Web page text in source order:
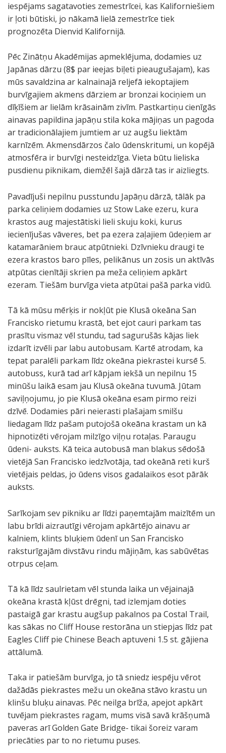
Z
i
n
t
ņ
u
a
k
a
d
ē
m
i
a
s
m
u
z
e
j
ā
T
r
o
p
u
m
ā
j
a
u
n
k
o
r
a
ļ
u
r
i
f
.
Z
i
n
t
ņ
u
a
k
a
d
ē
m
i
a
s
m
u
z
e
j
ā
K
o
r
a
ļ
ļ
u
r
i
f
i
.
z
ī
v
i
s
j
u
m
t
s
"
.
Z
i
n
t
ņ
u
a
k
a
d
ē
m
i
a
s
m
u
z
e
j
ā
Š
e
i
t
i
e
s
p
ē
j
a
m
s
i
z
u
s
t
z
e
e
s
t
r
ī
c
s
i
m
i
t
ā
Z
i
n
t
ņ
u
a
k
a
d
ē
m
i
a
s
m
u
z
e
j
ā
A
k
v
ā
r
i
j
a
t
u
n
e
l
ī
.
Z
i
n
t
ņ
u
a
k
a
d
ē
m
i
a
s
m
u
z
e
j
ā
J
ā
n
i
s
p
i
e
m
i
l
z
u
a
k
ā
r
i
j
a
Z
i
n
t
ņ
u
a
k
a
d
ē
m
i
a
s
m
u
z
e
j
ā
M
e
d
ū
z
a
s
.
Z
i
n
t
ņ
u
a
k
a
d
ē
m
i
a
s
m
u
z
e
j
ā
M
i
l
z
u
a
k
v
ā
r
i
j
s
.
iespējams sagatavoties zemestrīcei, kas Kaliforniešiem
ir ļoti būtiski, jo nākamā lielā zemestrīce tiek
prognozēta Dienvid Kalifornijā.
Pēc Zinātņu Akadēmijas apmeklējuma, dodamies uz
Japānas dārzu (8$ par ieejas biļeti pieaugušajam), kas
mūs savaldzina ar kalnainajā reljefā iekoptajiem
burvīgajiem akmens dārziem ar bronzai kociņiem un
dīķīšiem ar lielām krāsainām zivīm. Pastkartiņu cienīgās
ainavas papildina japāņu stila koka mājiņas un pagoda
ar tradicionālajiem jumtiem ar uz augšu liektām
karnīzēm. Akmensdārzos čalo ūdenskritumi, un kopējā
atmosfēra ir burvīgi nesteidzīga. Vieta būtu lieliska
pusdienu piknikam, diemžēl šajā dārzā tas ir aizliegts.
J
a
p
ā
n
a
s
d
r
z
ā
G
o
l
d
e
n
G
a
t
e
p
a
k
ā
S
a
n
r
a
n
c
i
s
o
.
J
a
p
ā
n
a
s
d
r
z
ā
G
o
l
d
e
n
G
a
t
e
p
a
k
ā
S
a
n
r
a
n
c
i
s
o
.
J
a
p
ā
n
a
s
d
r
z
ā
G
o
l
d
e
n
G
a
t
e
p
a
k
ā
S
a
n
r
a
n
c
i
s
o
.
J
a
p
ā
n
a
s
d
r
z
ā
G
o
l
d
e
n
G
a
t
e
p
a
k
ā
S
a
n
r
a
n
c
i
s
o
.
Pavadījuši nepilnu pusstundu Japāņu dārzā, tālāk pa
parka celiņiem dodamies uz Stow Lake ezeru, kura
krastos aug majestātiski lieli skuju koki, kurus
iecienījušas vāveres, bet pa ezera zaļajiem ūdeņiem ar
katamarāniem brauc atpūtnieki. Dzīvnieku draugi te
ezera krastos baro pīles, pelikānus un zosis un aktīvās
atpūtas cienītāji skrien pa meža celiņiem apkārt
ezeram. Tiešām burvīga vieta atpūtai pašā parka vidū.
Tā kā mūsu mērķis ir nokļūt pie Klusā okeāna San
Francisko rietumu krastā, bet ejot cauri parkam tas
prasītu vismaz vēl stundu, tad sagurušās kājas liek
izdarīt izvēli par labu autobusam. Kartē atrodam, ka
tepat paralēli parkam līdz okeāna piekrastei kursē 5.
autobuss, kurā tad arī kāpjam iekšā un nepilnu 15
minūšu laikā esam jau Klusā okeāna tuvumā. Jūtam
saviļņojumu, jo pie Klusā okeāna esam pirmo reizi
dzīvē. Dodamies pāri neierasti plašajam smilšu
liedagam līdz pašam putojošā okeāna krastam un kā
hipnotizēti vērojam milzīgo viļņu rotaļas. Paraugu
ūdeni- auksts. Kā teica autobusā man blakus sēdošā
vietējā San Francisko iedzīvotāja, tad okeānā reti kurš
vietējais peldas, jo ūdens visos gadalaikos esot pārāk
auksts.
K
l
u
s
ā
k
e
ā
n
a
p
e
k
r
a
s
t
T
i
p
i
s
ā
S
a
n
F
r
n
c
i
s
k
o
P
i
r
m
o
e
i
z
i
p
i
K
l
u
s
ā
o
P
a
s
t
a
g
ā
p
a
C
o
t
a
l
T
r
a
Sarīkojam sev pikniku ar līdzi paņemtajām maizītēm un
labu brīdi aizrautīgi vērojam apkārtējo ainavu ar
kalniem, klints bluķiem ūdenī un San Francisko
raksturīgajām divstāvu rindu mājiņām, kas sabūvētas
otrpus ceļam.
Tā kā līdz saulrietam vēl stunda laika un vējainajā
okeāna krastā kļūst drēgni, tad izlemjam doties
pastaigā gar krastu augšup pakalnos pa Costal Trail,
kas sākas no Cliff House restorāna un stiepjas līdz pat
Eagles Cliff pie Chinese Beach aptuveni 1.5 st. gājiena
attālumā.
Taka ir patiešām burvīga, jo tā sniedz iespēju vērot
dažādās piekrastes mežu un okeāna stāvo krastu un
klinšu bluķu ainavas. Pēc neilga brīža, apejot apkārt
tuvējam piekrastes ragam, mums visā savā krāšņumā
paveras arī Golden Gate Bridge- tikai šoreiz varam
priecāties par to no rietumu puses.